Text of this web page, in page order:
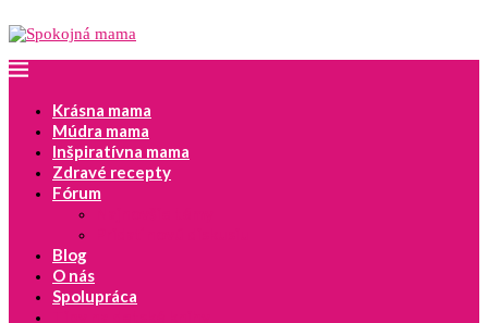
Krásna mama
Múdra mama
Inšpiratívna mama
Zdravé recepty
Fórum
Blog
O nás
Spolupráca